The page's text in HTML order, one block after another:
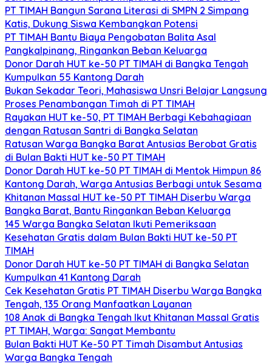
PT TIMAH Bangun Sarana Literasi di SMPN 2 Simpang
Katis, Dukung Siswa Kembangkan Potensi
PT TIMAH Bantu Biaya Pengobatan Balita Asal
Pangkalpinang, Ringankan Beban Keluarga
Donor Darah HUT ke-50 PT TIMAH di Bangka Tengah
Kumpulkan 55 Kantong Darah
Bukan Sekadar Teori, Mahasiswa Unsri Belajar Langsung
Proses Penambangan Timah di PT TIMAH
Rayakan HUT ke-50, PT TIMAH Berbagi Kebahagiaan
dengan Ratusan Santri di Bangka Selatan
Ratusan Warga Bangka Barat Antusias Berobat Gratis
di Bulan Bakti HUT ke-50 PT TIMAH
Donor Darah HUT ke-50 PT TIMAH di Mentok Himpun 86
Kantong Darah, Warga Antusias Berbagi untuk Sesama
Khitanan Massal HUT ke-50 PT TIMAH Diserbu Warga
Bangka Barat, Bantu Ringankan Beban Keluarga
145 Warga Bangka Selatan Ikuti Pemeriksaan
Kesehatan Gratis dalam Bulan Bakti HUT ke-50 PT
TIMAH
Donor Darah HUT ke-50 PT TIMAH di Bangka Selatan
Kumpulkan 41 Kantong Darah
Cek Kesehatan Gratis PT TIMAH Diserbu Warga Bangka
Tengah, 135 Orang Manfaatkan Layanan
108 Anak di Bangka Tengah Ikut Khitanan Massal Gratis
PT TIMAH, Warga: Sangat Membantu
Bulan Bakti HUT Ke-50 PT Timah Disambut Antusias
Warga Bangka Tengah